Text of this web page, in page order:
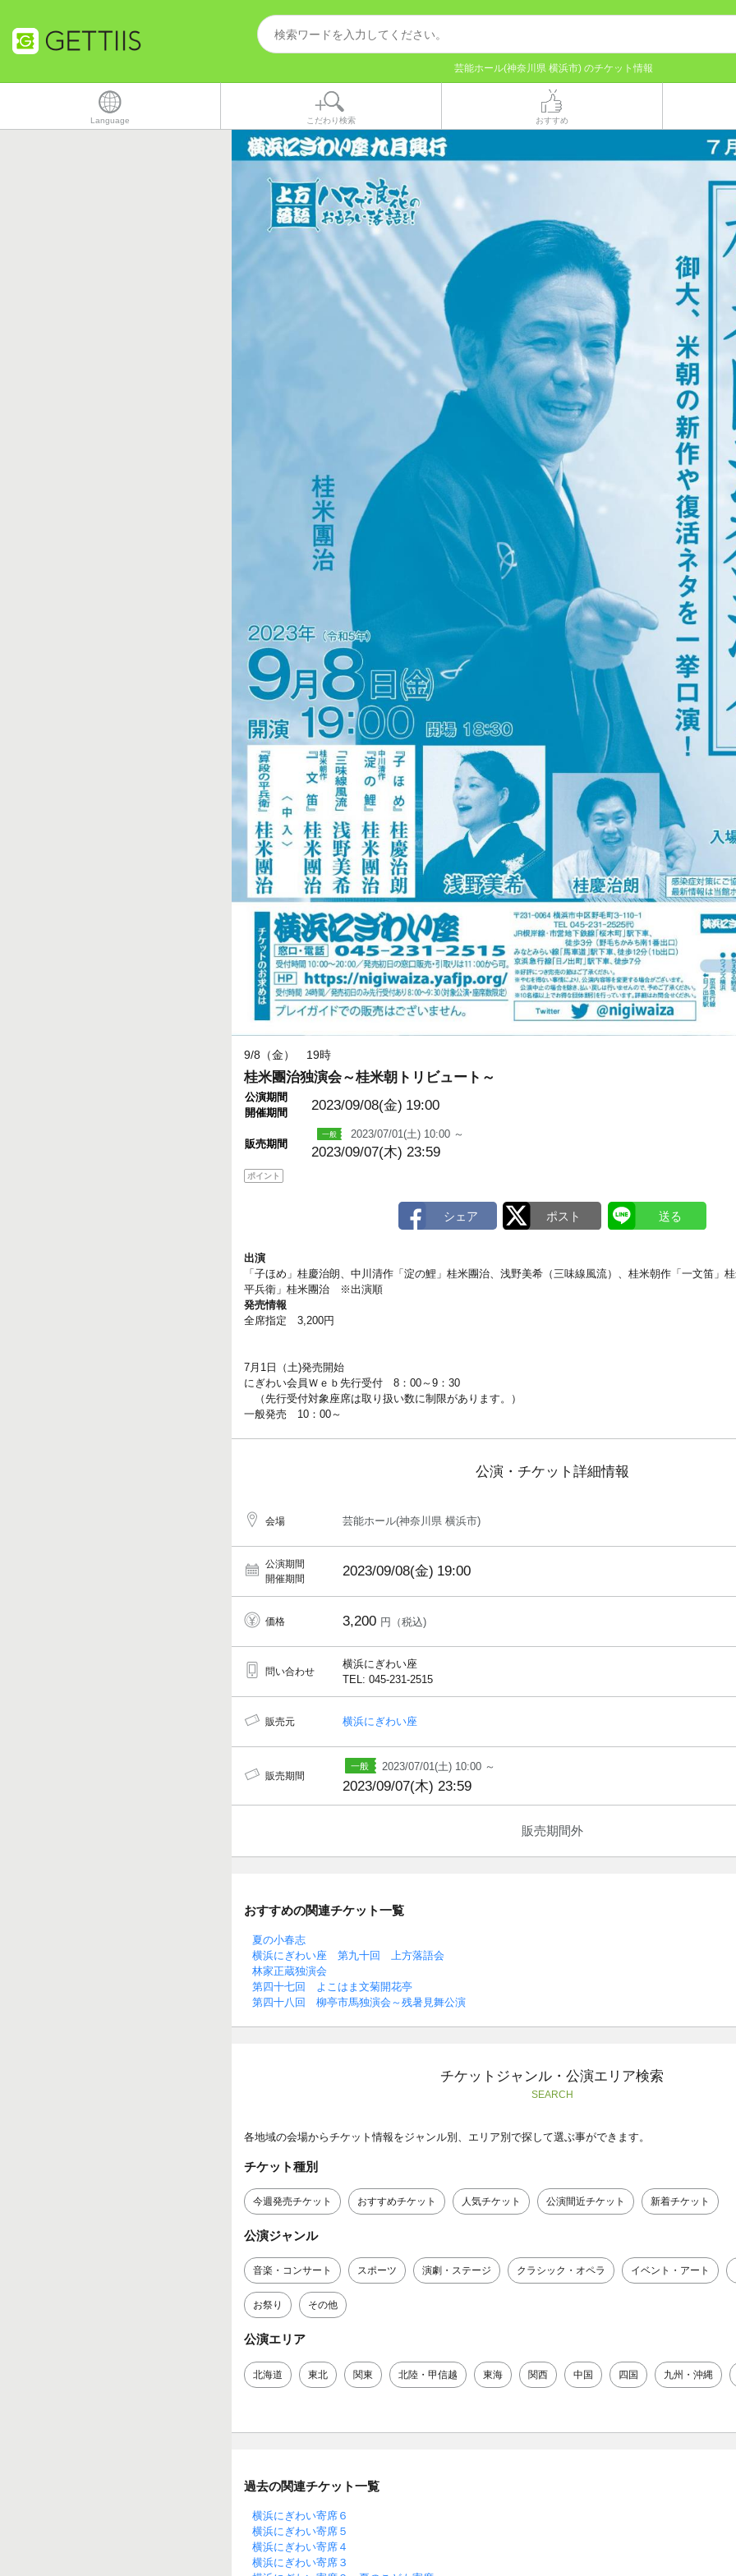
芸能ホール(神奈川県 横浜市) のチケット情報
Language こだわり検索 おすすめ
9/8（金） 19時
桂米團治独演会～桂米朝トリビュート～
公演期間
開催期間
2023/09/08(金) 19:00
販売期間
2023/07/01(土) 10:00 ～
2023/09/07(木) 23:59
ポイント
出演
「子ほめ」桂慶治朗、中川清作「淀の鯉」桂米團治、浅野美希（三味線風流）、桂米朝作「一文笛」
平兵衛」桂米團治 ※出演順
発売情報
全席指定 3,200円
7月1日（土)発売開始
にぎわい会員Ｗｅｂ先行受付 8：00～9：30
（先行受付対象座席は取り扱い数に制限があります。）
一般発売 10：00～
公演・チケット詳細情報
会場 芸能ホール(神奈川県 横浜市)
公演期間
開催期間
2023/09/08(金) 19:00
価格 3,200 円（税込)
問い合わせ
横浜にぎわい座
TEL: 045-231-2515
販売元 横浜にぎわい座
販売期間
2023/07/01(土) 10:00 ～
2023/09/07(木) 23:59
販売期間外
おすすめの関連チケット一覧
夏の小春志
横浜にぎわい座 第九十回 上方落語会
林家正蔵独演会
第四十七回 よこはま文菊開花亭
第四十八回 柳亭市馬独演会～残暑見舞公演
チケットジャンル・公演エリア検索
SEARCH
各地域の会場からチケット情報をジャンル別、エリア別で探して選ぶ事ができます。
チケット種別
今週発売チケット おすすめチケット 人気チケット 公演間近チケット 新着チケット
公演ジャンル
音楽・コンサート スポーツ 演劇・ステージ クラシック・オペラ イベント・アート
お祭り その他
公演エリア
北海道 東北 関東 北陸・甲信越 東海 関西 中国 四国 九州・沖縄
過去の関連チケット一覧
横浜にぎわい寄席６
横浜にぎわい寄席５
横浜にぎわい寄席４
横浜にぎわい寄席３